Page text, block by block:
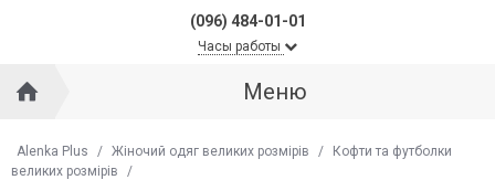
(096) 484-01-01
Часы работы
Меню
Alenka Plus / Жіночий одяг великих розмірів /
Кофти та футболки
великих розмірів
/